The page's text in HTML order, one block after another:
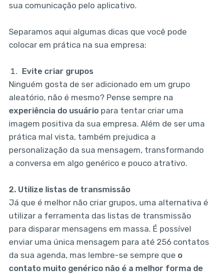
sua comunicação pelo aplicativo.
Separamos aqui algumas dicas que você pode
colocar em prática na sua empresa:
Evite criar grupos
Ninguém gosta de ser adicionado em um grupo
aleatório, não é mesmo? Pense sempre na
experiência do usuáriopara tentar criar uma
imagem positiva da sua empresa. Além de ser uma
prática mal vista, também prejudica a
personalização da sua mensagem, transformando
a conversa em algo genérico e pouco atrativo.
2. Utilize listas de transmissão
Já que é melhor não criar grupos, uma alternativa é
utilizar a ferramenta das listas de transmissão
para disparar mensagens em massa. É possível
enviar uma única mensagem para até 256 contatos
da sua agenda, mas lembre-se sempre que o
contato muito genérico não é a melhor forma de